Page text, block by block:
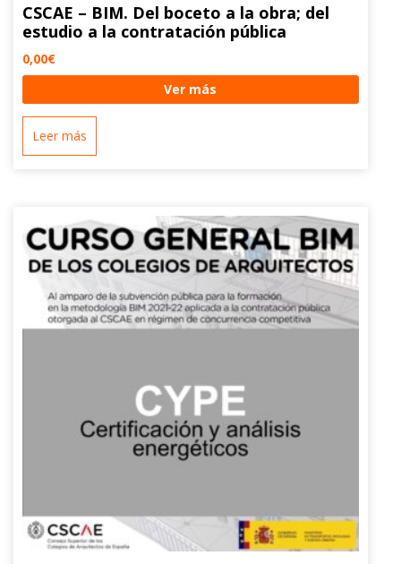
CSCAE – BIM. Del boceto a la obra; del
estudio a la contratación pública
0,00€
Ver más
Leer más